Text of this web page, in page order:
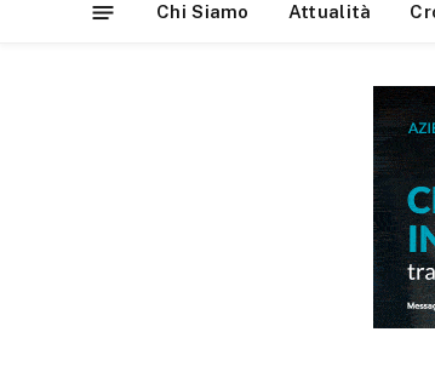
Chi Siamo Attualità